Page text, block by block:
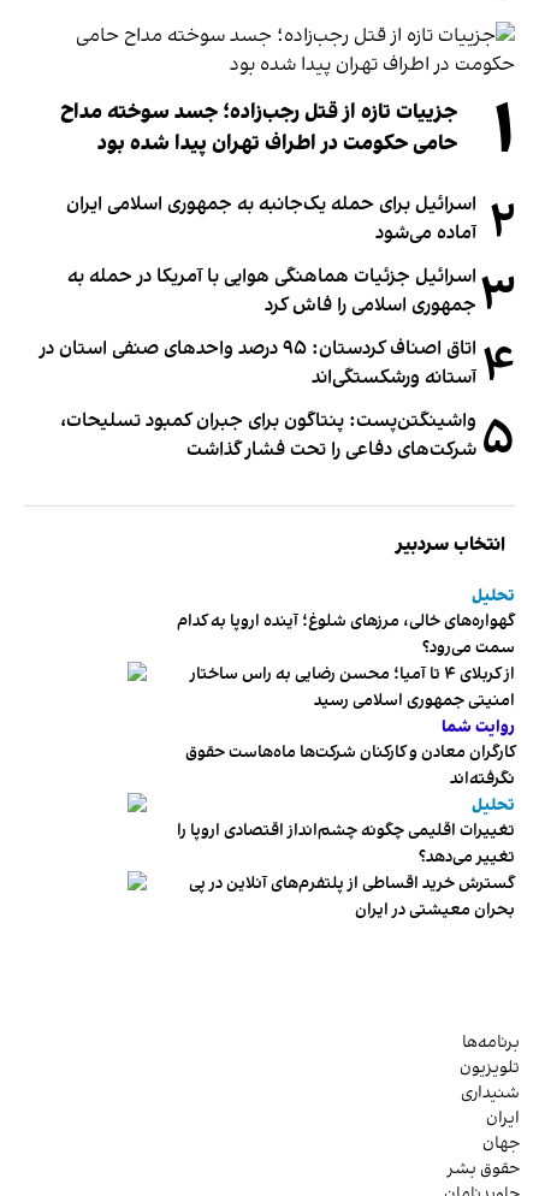
۱
جزییات تازه از قتل رجب‌زاده؛ جسد سوخته مداح
حامی حکومت در اطراف تهران پیدا شده بود
۲ اسرائیل برای حمله یک‌جانبه به جمهوری اسلامی ایران
آماده می‌شود
۳ اسرائیل جزئیات هماهنگی هوایی با آمریکا در حمله به
جمهوری اسلامی را فاش کرد
۴
اتاق اصناف کردستان: ۹۵ درصد واحدهای صنفی استان در
آستانه ورشکستگی‌اند
۵ واشینگتن‌پست: پنتاگون برای جبران کمبود تسلیحات،
شرکت‌های دفاعی را تحت فشار گذاشت
انتخاب سردبیر
تحلیل
گهواره‌های خالی، مرزهای شلوغ؛ آینده اروپا به کدام
سمت می‌رود؟
از کربلای ۴ تا آمیا؛ محسن رضایی به راس ساختار
امنیتی جمهوری اسلامی رسید
روایت شما
کارگران معادن و کارکنان شرکت‌ها ماه‌هاست حقوق
نگرفته‌اند
تحلیل
تغییرات اقلیمی چگونه چشم‌انداز اقتصادی اروپا را
تغییر می‌دهد؟
گسترش خرید اقساطی از پلتفرم‌های آنلاین در پی
بحران معیشتی در ایران
برنامه‌ها
تلویزیون
شنیداری
ایران
جهان
حقوق بشر